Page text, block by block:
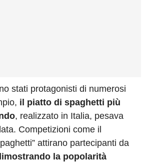
stati protagonisti di numerosi
il piatto di spaghetti più
, realizzato in Italia, pesava
Competizioni come il
attirano partecipanti da
la popolarità